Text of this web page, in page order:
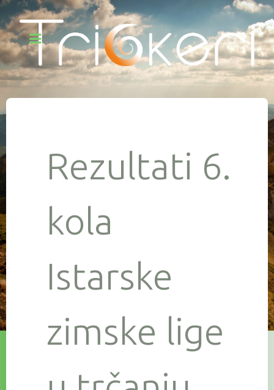
Rezultati 6.
kola
Istarske
zimske lige